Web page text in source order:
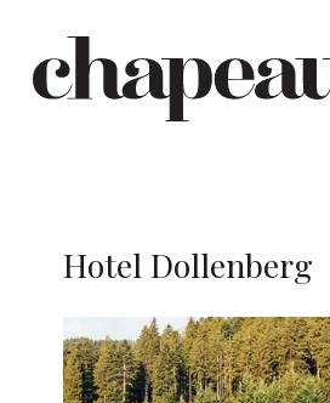
Hotel Dollenberg